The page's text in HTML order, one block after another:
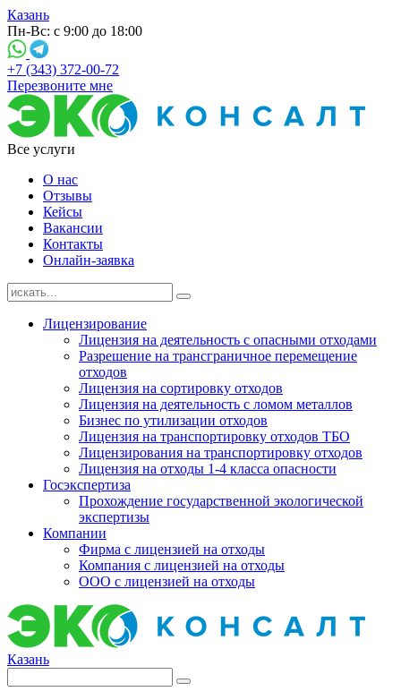
Казань
Пн-Вс: с 9:00 до 18:00
+7 (343) 372-00-72
Перезвоните мне
Все услуги
О нас
Отзывы
Кейсы
Вакансии
Контакты
Онлайн-заявка
Лицензирование
Лицензия на деятельность с опасными отходами
Разрешение на трансграничное перемещение
отходов
Лицензия на сортировку отходов
Лицензия на деятельность с ломом металлов
Бизнес по утилизации отходов
Лицензия на транспортировку отходов ТБО
Лицензирования на транспортировку отходов
Лицензия на отходы 1-4 класса опасности
Госэкспертиза
Прохождение государственной экологической
экспертизы
Компании
Фирма с лицензией на отходы
Компания с лицензией на отходы
ООО с лицензией на отходы
Казань